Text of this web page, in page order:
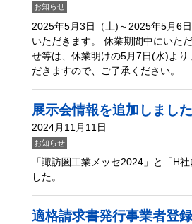
お知らせ
2025年5月3日（土)～2025年5月6
いただきます。 休業期間中にいた
せ等は、休業明けの5月7日(水)より
だきますので、ご了承ください。
展示会情報を追加しました
2024月11月11日
お知らせ
「諏訪圏工業メッセ2024」と「H
した。
適格請求書発行事業者登